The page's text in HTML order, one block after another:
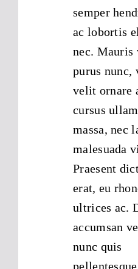
semper
ac lobortis
nec. Mauris
purus nunc,
velit ornare
cursus
massa, nec
malesuada
Praesent
erat, eu
ultrices ac.
accumsan
nunc quis